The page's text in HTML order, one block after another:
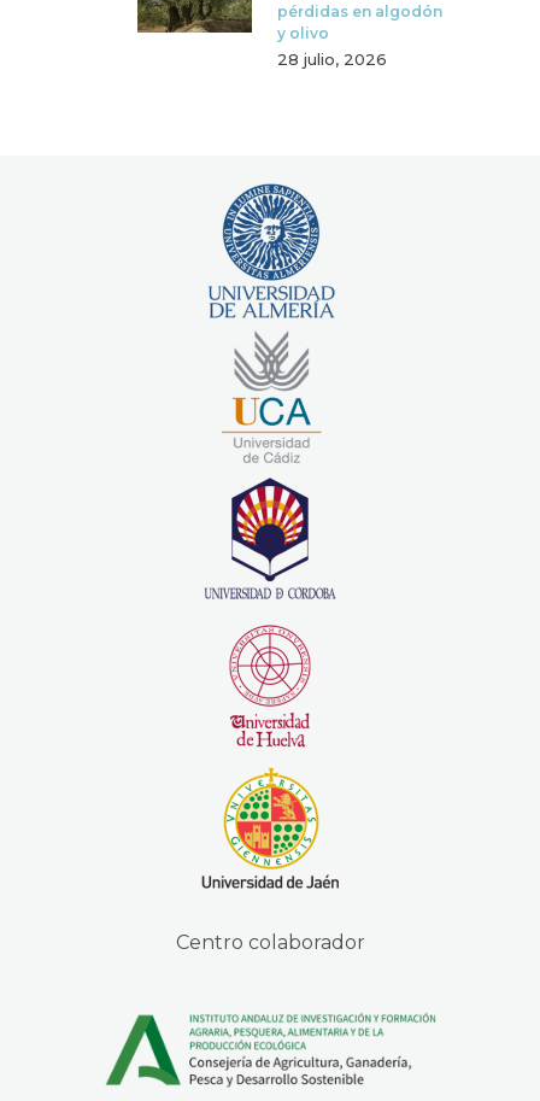
pérdidas en algodón
y olivo
28 julio, 2026
Centro colaborador